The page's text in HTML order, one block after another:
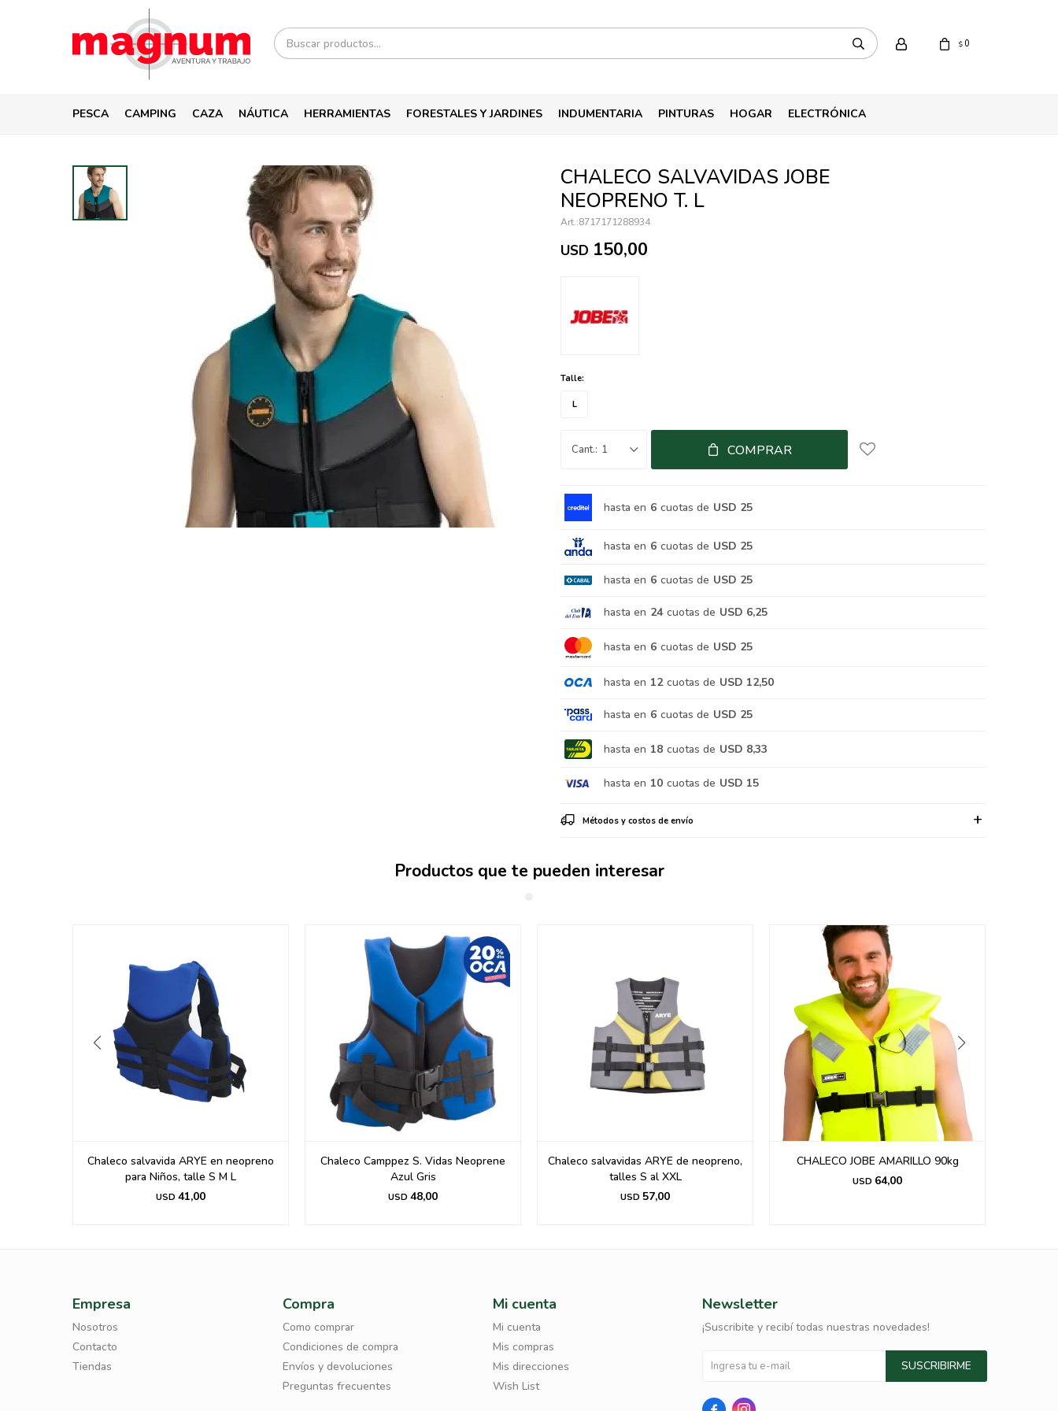
PESCA CAMPING CAZA NÁUTICA HERRAMIENTAS FORESTALES Y JARDINES INDUMENTARIA PINTURAS HOGAR ELECTRÓNICA
$ 0
CHALECO SALVAVIDAS JOBE
NEOPRENO T. L
8717171288934
USD 150,00
Talle:
L
1 COMPRAR
hasta en 6 cuotas de USD 25
hasta en 6 cuotas de USD 25
hasta en 6 cuotas de USD 25
hasta en 24 cuotas de USD 6,25
hasta en 6 cuotas de USD 25
hasta en 12 cuotas de USD 12,50
hasta en 6 cuotas de USD 25
hasta en 18 cuotas de USD 8,33
hasta en 10 cuotas de USD 15
Métodos y costos de envío
Productos que te pueden interesar
Chaleco salvavida ARYE en neopreno
para Niños, talle S M L
USD 41,00
Chaleco Camppez S. Vidas Neoprene
Azul Gris
USD 48,00
Chaleco salvavidas ARYE de neopreno,
talles S al XXL
USD 57,00
CHALECO JOBE AMARILLO 90kg
USD 64,00
Empresa
Nosotros
Contacto
Tiendas
Compra
Como comprar
Condiciones de compra
Envíos y devoluciones
Preguntas frecuentes
Mi cuenta
Mi cuenta
Mis compras
Mis direcciones
Wish List
Newsletter
¡Suscribite y recibí todas nuestras novedades!
SUSCRIBIRME